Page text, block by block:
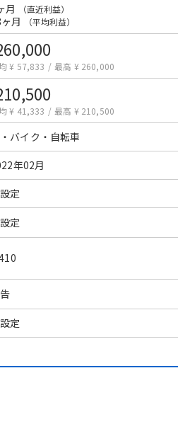
月 （直近利益）
月 （平均利益）
¥ 57,833 / 最高 ¥ 260,000
¥ 41,333 / 最高 ¥ 210,500
バイク・自転車
年02月
定
定
定